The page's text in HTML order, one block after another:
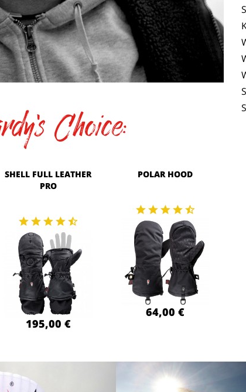
Choice:
SHELL FULL LEATHER
PRO
195,00 €
POLAR HOOD
64,00 €